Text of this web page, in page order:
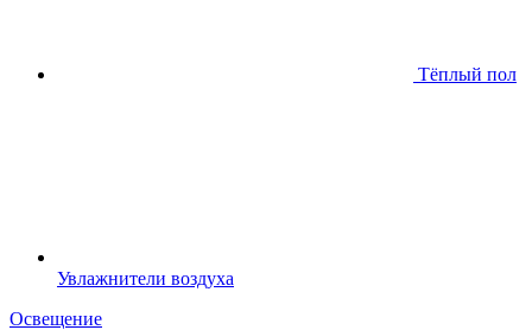
Тёплый пол
Увлажнители воздуха
Освещение